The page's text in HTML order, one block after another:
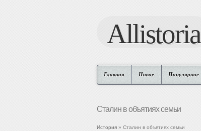
Allistoria
Главная Новое Популярное
Сталин в объятиях семьи
История » Сталин в объятиях семьи